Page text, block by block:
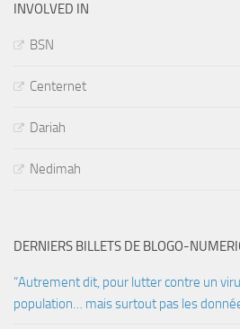
INVOLVED IN
BSN
Centernet
Dariah
Nedimah
DERNIERS BILLETS DE BLOGO-
“Autrement dit, pour lutter contre un
population… mais surtout pas les